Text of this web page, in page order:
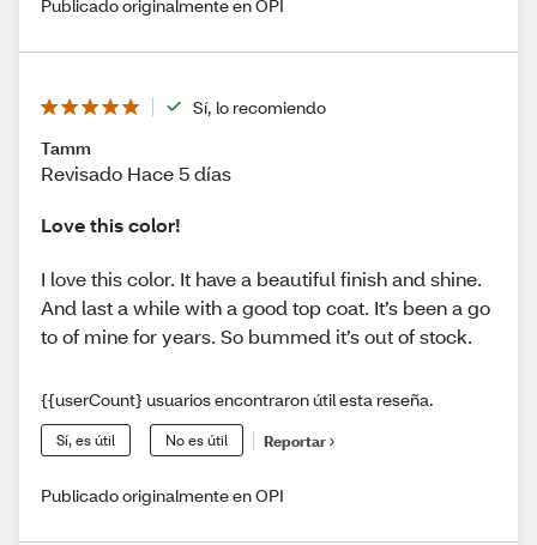
Publicado originalmente en OPI
Sí, lo recomiendo
Tamm
Revisado Hace 5 días
Love this color!
I love this color. It have a beautiful finish and shine.
And last a while with a good top coat. It’s been a go
to of mine for years. So bummed it’s out of stock.
{{userCount} usuarios encontraron útil esta reseña.
Sí, es útil No es útil Reportar
Publicado originalmente en OPI